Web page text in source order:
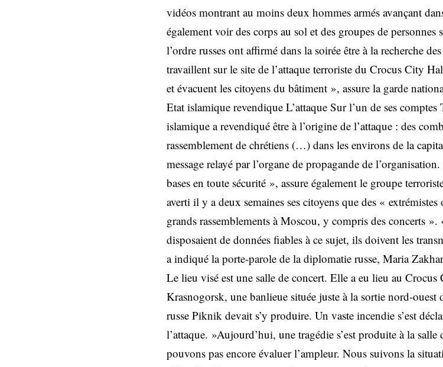
vidéos montrant au moins deux hommes armés avançant
également voir des corps au sol et des groupes de
l’ordre russes ont affirmé dans la soirée être à la recherche
travaillent sur le site de l’attaque terroriste du Crocus City
et évacuent les citoyens du bâtiment », assure la garde
Etat islamique revendique L’attaque Sur l’un de ses
islamique a revendiqué être à l’origine de l’attaque : des
rassemblement de chrétiens (…) dans les environs de la
message relayé par l’organe de propagande de
bases en toute sécurité », assure également le groupe
averti il y a deux semaines ses citoyens que des «
grands rassemblements à Moscou, y compris des concerts
disposaient de données fiables à ce sujet, ils doivent les
a indiqué la porte-parole de la diplomatie russe, Maria
Le lieu visé est une salle de concert. Elle a eu lieu au
Krasnogorsk, une banlieue située juste à la sortie nord-ouest
russe Piknik devait s’y produire. Un vaste incendie s’est
l’attaque. »Aujourd’hui, une tragédie s’est produite à la
pouvons pas encore évaluer l’ampleur. Nous suivons la